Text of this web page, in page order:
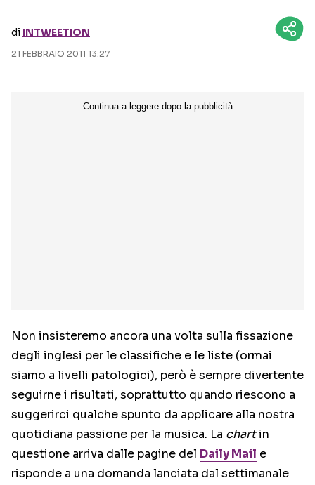
di INTWEETION
21 FEBBRAIO 2011 13:27
Non insisteremo ancora una volta sulla fissazione
degli inglesi per le classifiche e le liste (ormai
siamo a livelli patologici), però è sempre divertente
seguirne i risultati, soprattutto quando riescono a
suggerirci qualche spunto da applicare alla nostra
quotidiana passione per la musica. La chartin
questione arriva dalle pagine del Daily Mail e
risponde a una domanda lanciata dal settimanale